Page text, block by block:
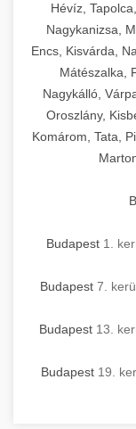
Hévíz,
Nagykanizsa,
Encs, Kisvárda,
Mátészalka,
Nagykálló,
Oroszlány,
Komárom, Tata,
Budapest 1.
Budapest 7.
Budapest 13.
Budapest 19.